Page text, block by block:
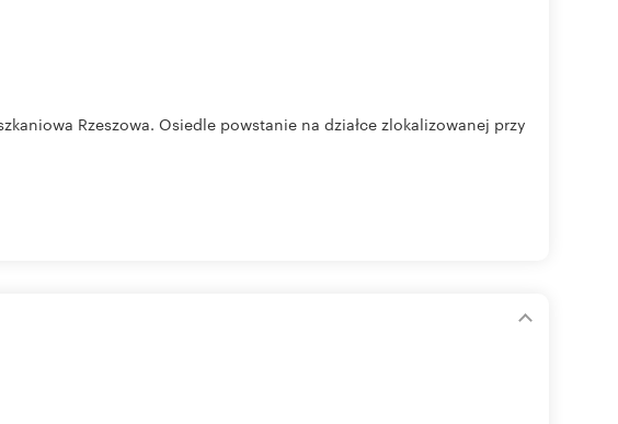
Rzeszowa. Osiedle powstanie na działce zlokalizowanej przy